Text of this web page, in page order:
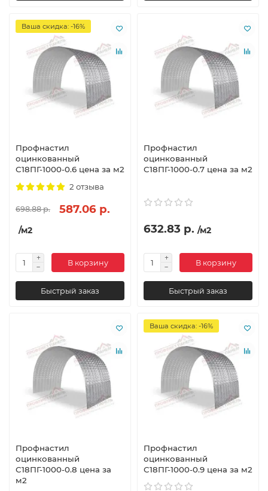
Ваша скидка: -16%
Профнастил
оцинкованный
С18ПГ-1000-0.6 цена за м2
2 отзыва
698.88 р. 587.06 р.
/м2
В корзину
Быстрый заказ
Профнастил
оцинкованный
С18ПГ-1000-0.7 цена за м2
632.83 р. /м2
В корзину
Быстрый заказ
Профнастил
оцинкованный
С18ПГ-1000-0.8 цена за
м2
Ваша скидка: -16%
Профнастил
оцинкованный
С18ПГ-1000-0.9 цена за м2